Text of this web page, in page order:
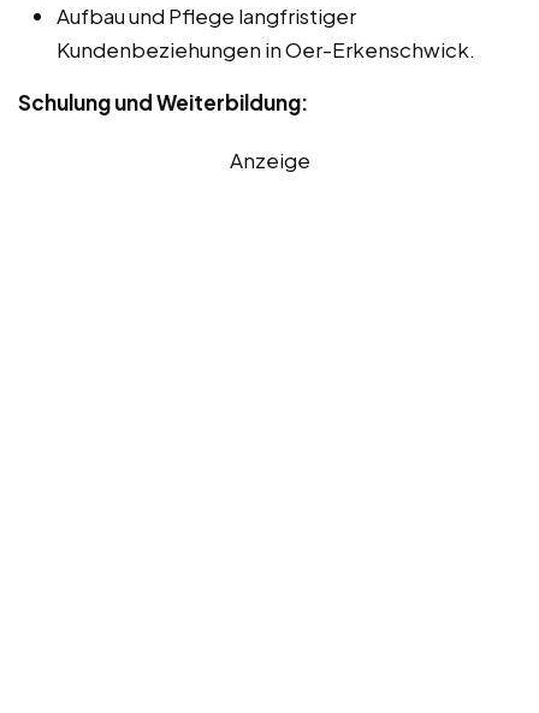
Aufbau und Pflege langfristiger
Kundenbeziehungen in Oer-Erkenschwick.
Schulung und Weiterbildung:
Anzeige